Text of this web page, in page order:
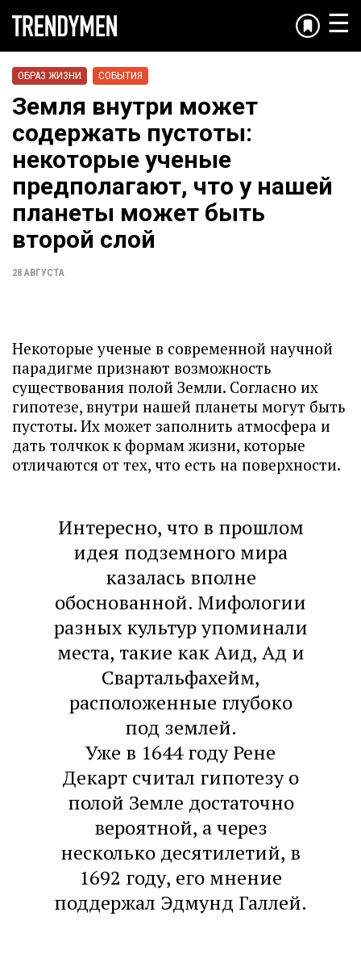
☰
ОБРАЗ ЖИЗНИ СОБЫТИЯ
Земля внутри может
содержать пустоты:
некоторые ученые
предполагают, что у нашей
планеты может быть
второй слой
28 АВГУСТА
Некоторые ученые в современной научной
парадигме признают возможность
существования полой Земли. Согласно их
гипотезе, внутри нашей планеты могут быть
пустоты. Их может заполнить атмосфера и
дать толчкок к формам жизни, которые
отличаются от тех, что есть на поверхности.
Интересно, что в прошлом
идея подземного мира
казалась вполне
обоснованной. Мифологии
разных культур упоминали
места, такие как Аид, Ад и
Свартальфахейм,
расположенные глубоко
под землей.
Уже в 1644 году Рене
Декарт считал гипотезу о
полой Земле достаточно
вероятной, а через
несколько десятилетий, в
1692 году, его мнение
поддержал Эдмунд Галлей.